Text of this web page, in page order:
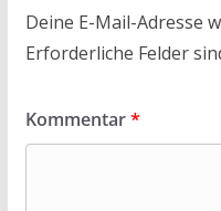
Deine E-Mail-Adresse
Erforderliche Felder
Kommentar*